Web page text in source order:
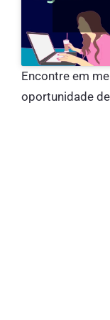
Encontre em
oportunidade